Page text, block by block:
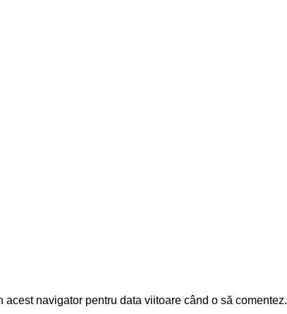
navigator pentru data viitoare când o să comentez.